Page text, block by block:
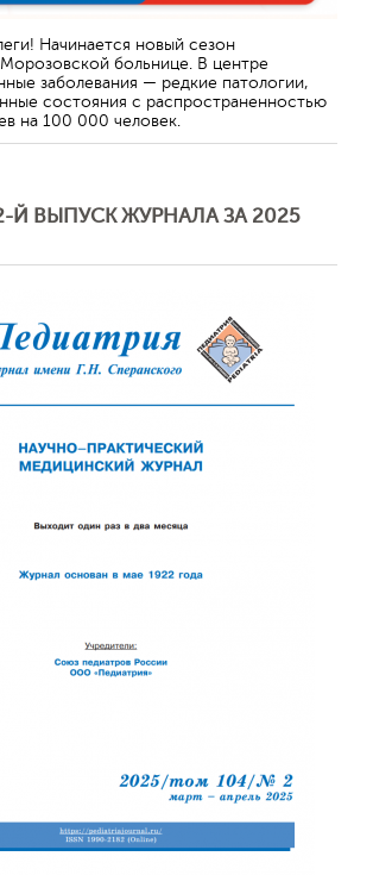
Начинается новый сезон
больнице. В центре
заболевания — редкие патологии,
состояния с распространенностью
на 100 000 человек.
Й ВЫПУСК ЖУРНАЛА ЗА 2025